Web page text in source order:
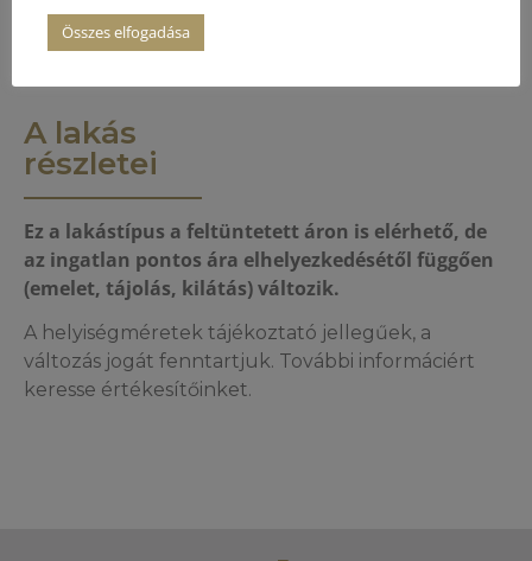
A lakás
részletei
Ez a lakástípus a feltüntetett áron is elérhető, de
az ingatlan pontos ára elhelyezkedésétől függően
(emelet, tájolás, kilátás) változik.
A helyiségméretek tájékoztató jellegűek, a
változás jogát fenntartjuk. További informáciért
keresse értékesítőinket.
Összes elfogadása